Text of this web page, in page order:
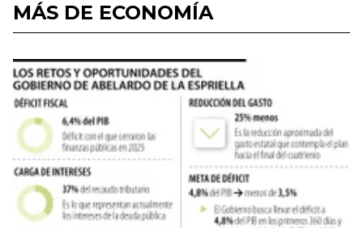
MÁS DE ECONOMÍA